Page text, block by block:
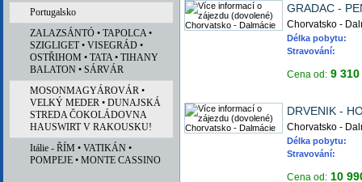
GRADAC -
Chorvatsko -
Délka pobytu:
Stravování:
Cena od:9 310
DRVENIK -
Chorvatsko -
Délka pobytu:
Stravování:
Cena od:10
Portugalsko
ZALAZSÁNTÓ • TAPOLCA •
SZIGLIGET • VISEGRÁD •
OSTŘIHOM • TATA • TIHANY
BALATON • SÁRVÁR
MOSONMAGYÁROVÁR •
VELKÝ MEDER • DUNAJSKÁ
STREDA ČOKOLÁDOVNA
HAUSWIRT V RAKOUSKU!
Itálie - ŘÍM • VATIKÁN •
POMPEJE • MONTE CASSINO